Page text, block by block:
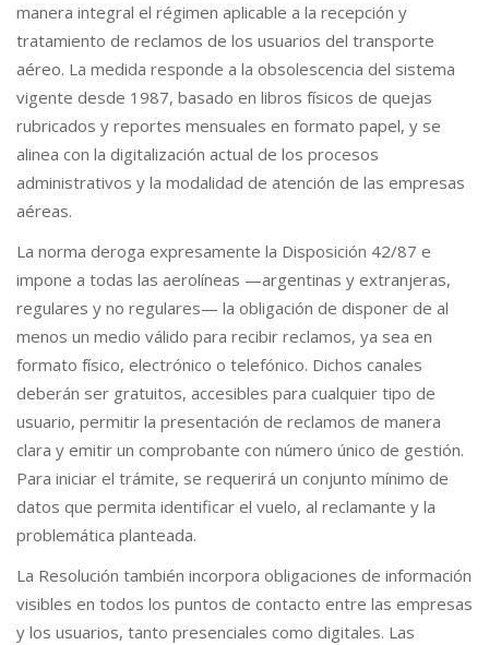
manera integral el régimen aplicable a la recepción y
tratamiento de reclamos de los usuarios del transporte
aéreo. La medida responde a la obsolescencia del sistema
vigente desde 1987, basado en libros físicos de quejas
rubricados y reportes mensuales en formato papel, y se
alinea con la digitalización actual de los procesos
administrativos y la modalidad de atención de las empresas
aéreas.
La norma deroga expresamente la Disposición 42/87 e
impone a todas las aerolíneas —argentinas y extranjeras,
regulares y no regulares— la obligación de disponer de al
menos un medio válido para recibir reclamos, ya sea en
formato físico, electrónico o telefónico. Dichos canales
deberán ser gratuitos, accesibles para cualquier tipo de
usuario, permitir la presentación de reclamos de manera
clara y emitir un comprobante con número único de gestión.
Para iniciar el trámite, se requerirá un conjunto mínimo de
datos que permita identificar el vuelo, al reclamante y la
problemática planteada.
La Resolución también incorpora obligaciones de información
visibles en todos los puntos de contacto entre las empresas
y los usuarios, tanto presenciales como digitales. Las